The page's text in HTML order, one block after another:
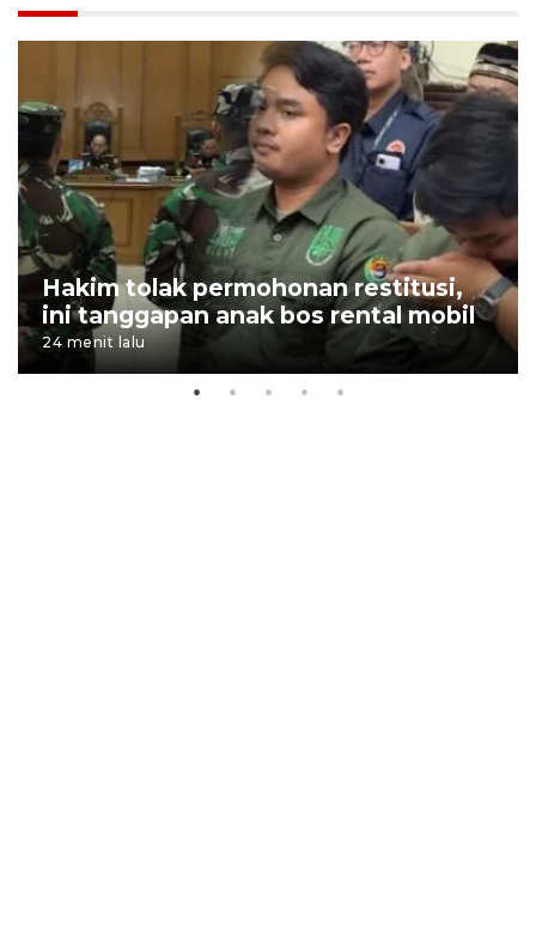
Hakim tolak permohonan restitusi,
ini tanggapan anak bos rental mobil
24 menit lalu